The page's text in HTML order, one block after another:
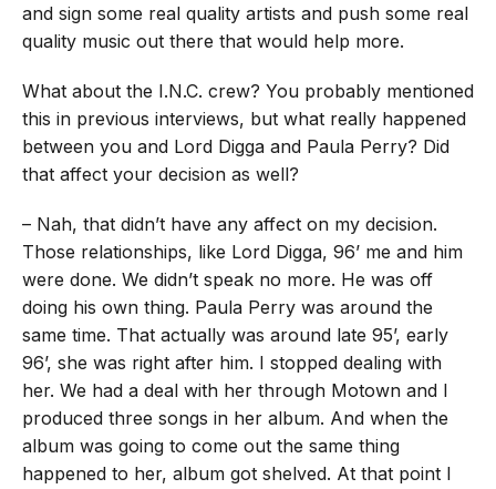
and sign some real quality artists and push some real
quality music out there that would help more.
What about the I.N.C. crew? You probably mentioned
this in previous interviews, but what really happened
between you and Lord Digga and Paula Perry? Did
that affect your decision as well?
– Nah, that didn’t have any affect on my decision.
Those relationships, like Lord Digga, 96’ me and him
were done. We didn’t speak no more. He was off
doing his own thing. Paula Perry was around the
same time. That actually was around late 95’, early
96’, she was right after him. I stopped dealing with
her. We had a deal with her through Motown and I
produced three songs in her album. And when the
album was going to come out the same thing
happened to her, album got shelved. At that point I